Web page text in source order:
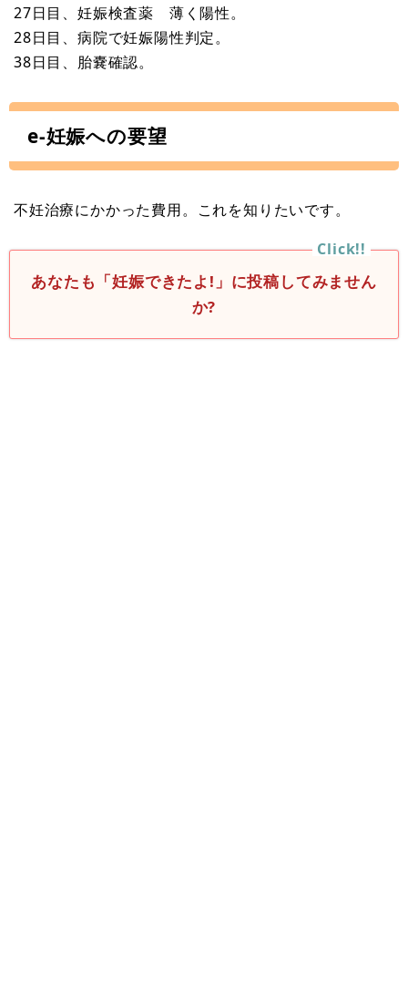
27日目、妊娠検査薬 薄く陽性。
28日目、病院で妊娠陽性判定。
38日目、胎嚢確認。
e-妊娠への要望
不妊治療にかかった費用。これを知りたいです。
あなたも「妊娠できたよ!」に投稿してみません
か?